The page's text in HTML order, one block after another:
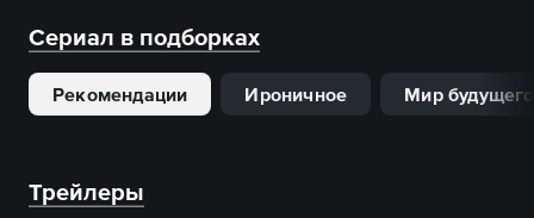
Сериал в подборках
Рекомендации Ироничное Мир будущего
Трейлеры